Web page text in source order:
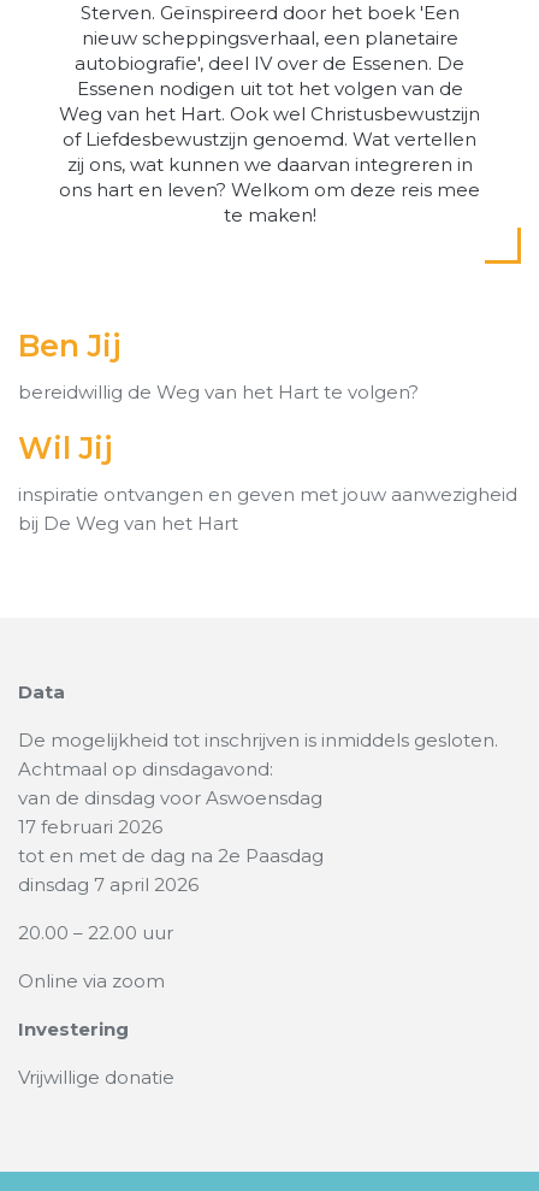
Sterven. Geïnspireerd door het boek 'Een
nieuw scheppingsverhaal, een planetaire
autobiografie', deel IV over de Essenen. De
Essenen nodigen uit tot het volgen van de
Weg van het Hart. Ook wel Christusbewustzijn
of Liefdesbewustzijn genoemd. Wat vertellen
zij ons, wat kunnen we daarvan integreren in
ons hart en leven? Welkom om deze reis mee
te maken!
Ben Jij
bereidwillig de Weg van het Hart te volgen?
Wil Jij
inspiratie ontvangen en geven met jouw aanwezigheid
bij De Weg van het Hart
Data
De mogelijkheid tot inschrijven is inmiddels gesloten.
Achtmaal op dinsdagavond:
van de dinsdag voor Aswoensdag
17 februari 2026
tot en met de dag na 2e Paasdag
dinsdag 7 april 2026
20.00 – 22.00 uur
Online via zoom
Investering
Vrijwillige donatie